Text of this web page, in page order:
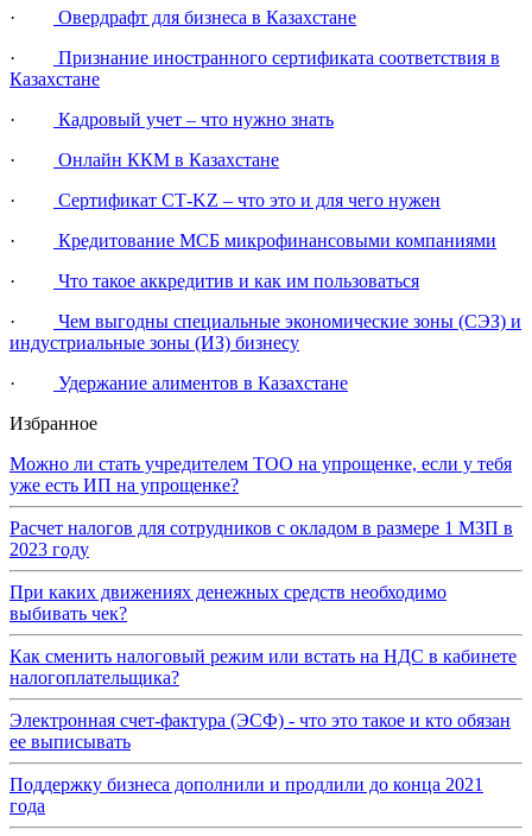
·
Овердрафт для бизнеса в Казахстане
·
Признание иностранного сертификата соответствия в
Казахстане
·
Кадровый учет – что нужно знать
·
Онлайн ККМ в Казахстане
·
Сертификат СТ-KZ – что это и для чего нужен
·
Кредитование МСБ микрофинансовыми компаниями
·
Что такое аккредитив и как им пользоваться
·
Чем выгодны специальные экономические зоны (СЭЗ) и
индустриальные зоны (ИЗ) бизнесу
·
Удержание алиментов в Казахстане
Избранное
Можно ли стать учредителем ТОО на упрощенке, если у тебя
уже есть ИП на упрощенке?
Расчет налогов для сотрудников с окладом в размере 1 МЗП в
2023 году
При каких движениях денежных средств необходимо
выбивать чек?
Как сменить налоговый режим или встать на НДС в кабинете
налогоплательщика?
Электронная счет-фактура (ЭСФ) - что это такое и кто обязан
ее выписывать
Поддержку бизнеса дополнили и продлили до конца 2021
года